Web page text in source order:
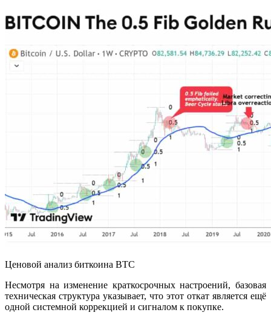
Ценовой анализ биткоина BTC
Несмотря на изменение краткосрочных настроений, базовая
техническая структура указывает, что этот откат является ещё
одной системной коррекцией и сигналом к ​​покупке.